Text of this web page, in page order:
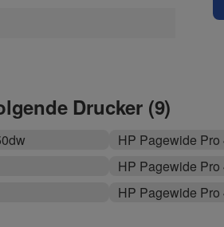
Drucker (9)
HP Pagewide
HP Pagewide Pro
HP Pagewide